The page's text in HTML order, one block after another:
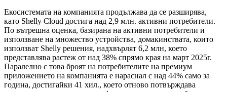
Екосистемата на компанията продължава да се разширява,
като Shelly Cloud достига над 2,9 млн. активни потребители.
По вътрешна оценка, базирана на активни потребители и
използване на множество устройства, домакинствата, които
използват Shelly решения, надхвърлят 6,2 млн, което
представлява растеж от над 38% спрямо края на март 2025г.
Паралелно с това броят на потребителите на премиум
приложението на компанията е нараснал с над 44% само за
година, достигайки 41 хил., което отново потвърждава